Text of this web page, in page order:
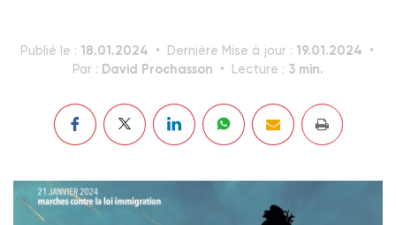
Publié le : 18.01.2024 Dernière Mise à jour : 19.01.2024
Par : David Prochasson Lecture : 3 min.